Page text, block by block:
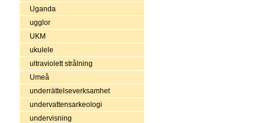
Uganda
ugglor
UKM
ukulele
ultraviolett strålning
Umeå
underrättelseverksamhet
undervattensarkeologi
undervisning